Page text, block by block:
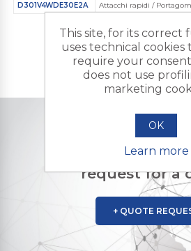
D301V4WDE30E2A
Attacchi rapidi /
DO YOU NEED A
Contact us and
request for a
+ QUOTE
This site, for its correct
uses technical
require your
does not use
marketing
OK
Learn more